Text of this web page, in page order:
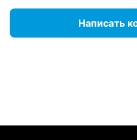
Написать